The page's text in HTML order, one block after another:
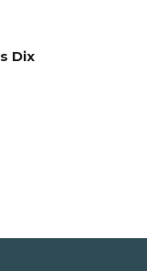
Dix